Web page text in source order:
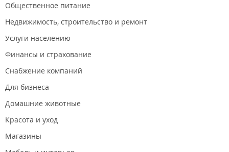
Общественное питание
Недвижимость, строительство и ремонт
Услуги населению
Финансы и страхование
Снабжение компаний
Для бизнеса
Домашние животные
Красота и уход
Магазины